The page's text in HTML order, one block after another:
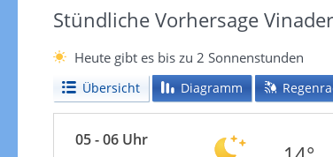
Stündliche Vorhersage
Heute gibt es bis zu 2 Sonnenstunden
Übersicht Diagramm
05 - 06 Uhr